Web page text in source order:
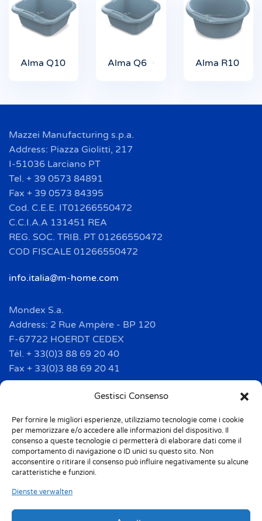
Gestisci Consenso
Per fornire le migliori esperienze, utilizziamo tecnologie come i cookie
per memorizzare e/o accedere alle informazioni del dispositivo. Il
consenso a queste tecnologie ci permetterà di elaborare dati come il
comportamento di navigazione o ID unici su questo sito. Non
acconsentire o ritirare il consenso può influire negativamente su alcune
caratteristiche e funzioni.
Dienste verwalten
Alma Q10 Alma Q6 Alma R10
Mazzei Manufacturing s.p.a.
Address: Piazza Giolitti, 217
I-51036 Larciano PT
Tel. + 39 0573 84891
Fax + 39 0573 84395
Cod. C.E.E. IT01266550472
C.C.I.A.A 131451 REA
REG. SOC. TRIB. PT 01266550472
COD FISCALE 01266550472
info.italia@m-home.com
Mondex S.a.
Address: 2 Rue Ampère - BP 120
F-67722 HOERDT CEDEX
Tél. + 33(0)3 88 69 20 40
Fax + 33(0)3 88 69 20 41
info.france@m-home.com
Mondex Menaje España S.a.
Address: Ctra de Girona, km. 101.5
E-17160 Angles (Girona)
Tel. + 34 9 72 42 32 50
info.spain@m-home.com